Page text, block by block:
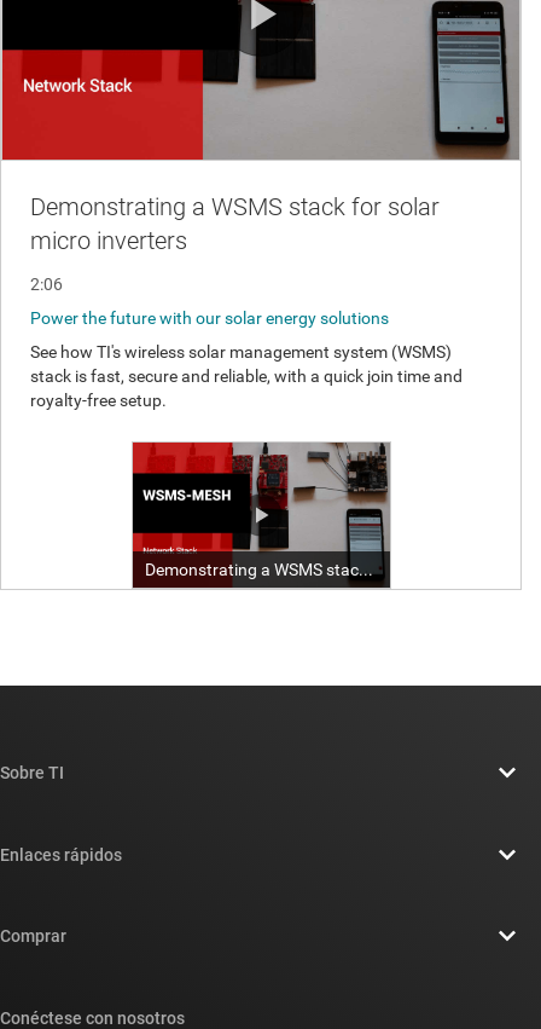
Sobre TI
Sala de redacción
Enlaces rápidos
Búsqueda de referencias cruzadas
Comprar
Conéctese con nosotros